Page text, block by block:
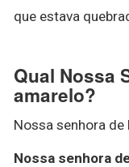
que estava
Qual Nossa
amarelo?
Nossa senhora de
Nossa senhora